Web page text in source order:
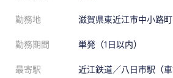
勤務地 滋賀県東近江市中小路町
勤務期間 単発（1日以内）
最寄駅 近江鉄道／八日市駅（車